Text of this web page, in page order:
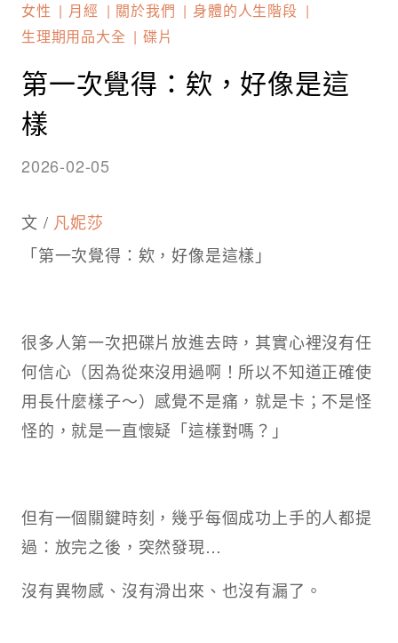
女性 月經 關於我們
身體的人生階段
生理期用品大全
碟片
第一次覺得：欸，好像是這
樣
2026-02-05
文 / 凡妮莎
「第一次覺得：欸，好像是這樣」
很多人第一次把碟片放進去時，其實心裡沒有任
何信心（因為從來沒用過啊！所以不知道正確使
用長什麼樣子～）感覺不是痛，就是卡；不是怪
怪的，就是一直懷疑「這樣對嗎？」
但有一個關鍵時刻，幾乎每個成功上手的人都提
過：放完之後，突然發現…
沒有異物感、沒有滑出來、也沒有漏了。